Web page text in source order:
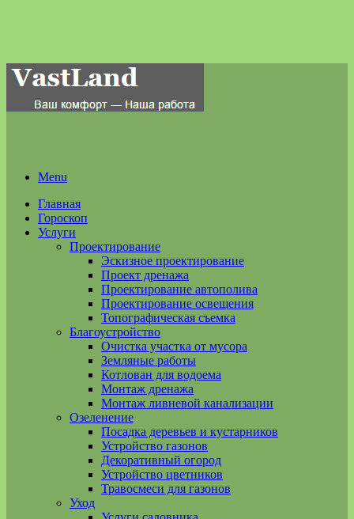
Menu
Главная
Гороскоп
Услуги
Проектирование
Эскизное проектирование
Проект дренажа
Проектирование автополива
Проектирование освещения
Топографическая съемка
Благоустройство
Очистка участка от мусора
Земляные работы
Котлован для водоема
Монтаж дренажа
Монтаж ливневой канализации
Озеленение
Посадка деревьев и кустарников
Устройство газонов
Декоративный огород
Устройство цветников
Травосмеси для газонов
Уход